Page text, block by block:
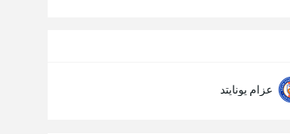
عزام يونايتد